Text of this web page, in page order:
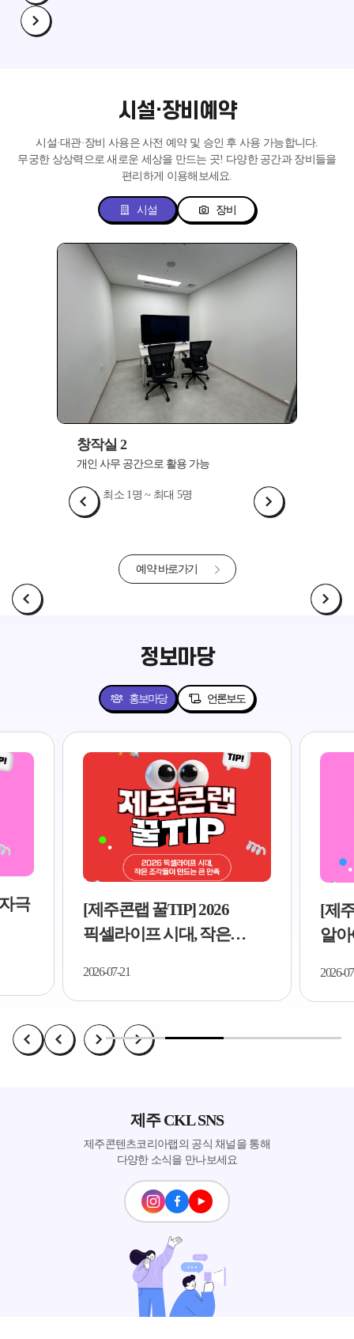
시설·장비예약
시설·대관·장비 사용은 사전 예약 및 승인 후 사용 가능합니다.
무궁한 상상력으로 새로운 세상을 만드는 곳! 다양한 공간과 장비들을
편리하게 이용해보세요.
시설 장비
창작실 2
개인 사무 공간으로 활용 가능
최소 1명 ~ 최대 5명
예약 바로가기
정보마당
홍보마당 언론보도
극
[제주콘랩 꿀TIP] 2026
픽셀라이프 시대, 작은
2026-07-21
[제
알
2026-
제주 CKL SNS
제주콘텐츠코리아랩의 공식 채널을 통해
다양한 소식을 만나보세요